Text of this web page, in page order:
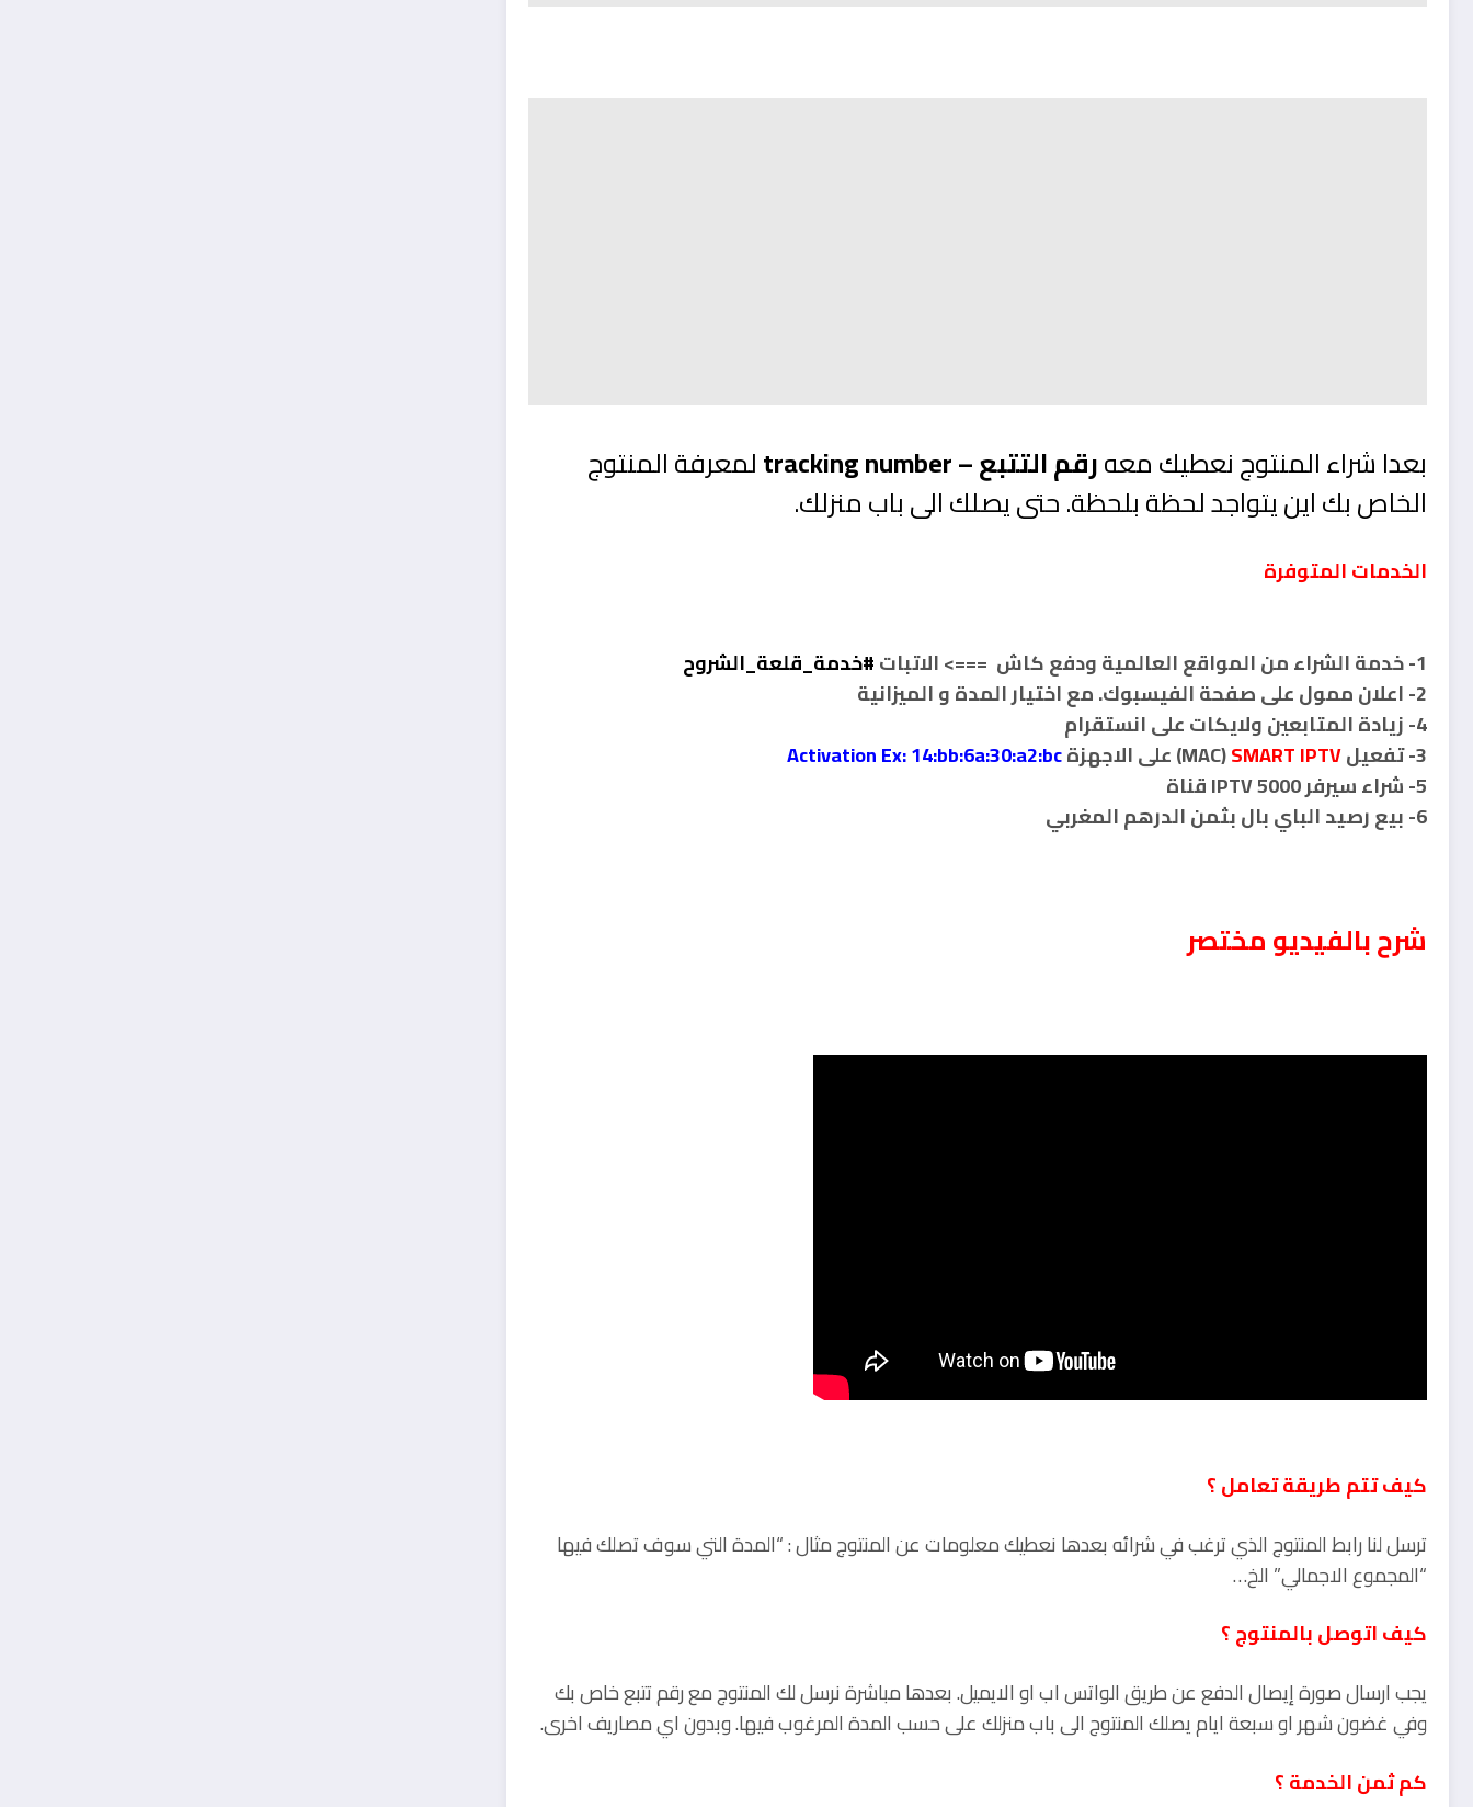
بعدا شراء المنتوج نعطيك معهرقم التتبع – tracking number
لمعرفة المنتوج
الخاص بك اين يتواجد لحظة بلحظة. حتى يصلك الى باب منزلك.
الخدمات المتوفرة
1- خدمة الشراء من المواقع العالمية ودفع كاش ===> الاتبات#خدمة_قلعة_الشروح
2- اعلان ممول على صفحة الفيسبوك. مع اختيار المدة و الميزانية
4- زيادة المتابعين ولايكات على انستقرام
3- تفعيل MAC)
SMART IPTV ) على الاجهزةActivation Ex: 14:bb:6a:30:a2:bc
5- شراء سيرفر IPTV 5000 قناة
6- بيع رصيد الباي بال بثمن الدرهم المغربي
شرح بالفيديو مختصر
كيف تتم طريقة تعامل ؟
ترسل لنا رابط المنتوج الذي ترغب في شرائه بعدها نعطيك معلومات عن المنتوج مثال : “المدة التي سوف تصلك فيها
“المجموع الاجمالي” الخ…
كيف اتوصل بالمنتوج ؟
يجب ارسال صورة إيصال الدفع عن طريق الواتس اب او الايميل. بعدها مباشرة نرسل لك المنتوج مع رقم تتبع خاص بك
وفي غضون شهر او سبعة ايام يصلك المنتوج الى باب منزلك على حسب المدة المرغوب فيها. وبدون اي مصاريف اخرى.
كم ثمن الخدمة ؟